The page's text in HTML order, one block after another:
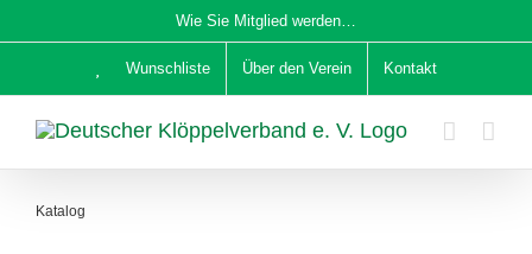
Inhalt
Wie Sie Mitglied werden…
Wunschliste Über den Verein Kontakt
Katalog